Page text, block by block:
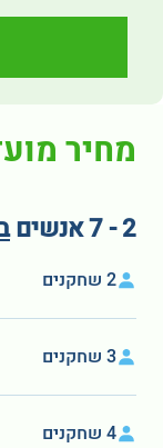
מחיר
2 - 7 אנשים
2 שחקנים
3 שחקנים
4 שחקנים